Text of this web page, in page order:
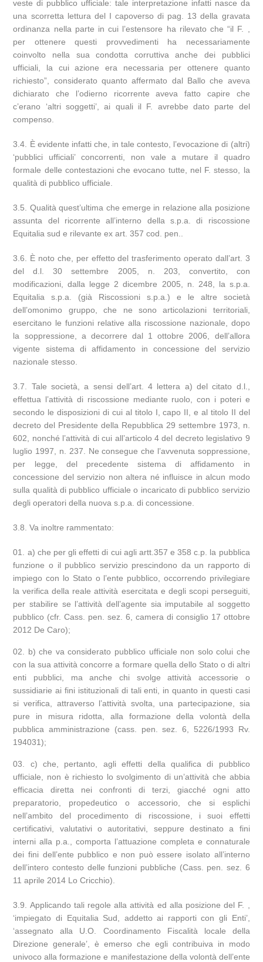
veste di pubblico ufficiale: tale interpretazione infatti nasce da
una scorretta lettura del I capoverso di pag. 13 della gravata
ordinanza nella parte in cui l’estensore ha rilevato che “il F. ,
per ottenere questi provvedimenti ha necessariamente
coinvolto nella sua condotta corruttiva anche dei pubblici
ufficiali, la cui azione era necessaria per ottenere quanto
richiesto”, considerato quanto affermato dal Ballo che aveva
dichiarato che l’odierno ricorrente aveva fatto capire che
c’erano ‘altri soggetti’, ai quali il F. avrebbe dato parte del
compenso.
3.4. È evidente infatti che, in tale contesto, l’evocazione di (altri)
‘pubblici ufficiali’ concorrenti, non vale a mutare il quadro
formale delle contestazioni che evocano tutte, nel F. stesso, la
qualità di pubblico ufficiale.
3.5. Qualità quest’ultima che emerge in relazione alla posizione
assunta del ricorrente all’interno della s.p.a. di riscossione
Equitalia sud e rilevante ex art. 357 cod. pen..
3.6. È noto che, per effetto del trasferimento operato dall’art. 3
del d.l. 30 settembre 2005, n. 203, convertito, con
modificazioni, dalla legge 2 dicembre 2005, n. 248, la s.p.a.
Equitalia s.p.a. (già Riscossioni s.p.a.) e le altre società
dell’omonimo gruppo, che ne sono articolazioni territoriali,
esercitano le funzioni relative alla riscossione nazionale, dopo
la soppressione, a decorrere dal 1 ottobre 2006, dell’allora
vigente sistema di affidamento in concessione del servizio
nazionale stesso.
3.7. Tale società, a sensi dell’art. 4 lettera a) del citato d.l.,
effettua l’attività di riscossione mediante ruolo, con i poteri e
secondo le disposizioni di cui al titolo I, capo II, e al titolo II del
decreto del Presidente della Repubblica 29 settembre 1973, n.
602, nonché l’attività di cui all’articolo 4 del decreto legislativo 9
luglio 1997, n. 237. Ne consegue che l’avvenuta soppressione,
per legge, del precedente sistema di affidamento in
concessione del servizio non altera né influisce in alcun modo
sulla qualità di pubblico ufficiale o incaricato di pubblico servizio
degli operatori della nuova s.p.a. di concessione.
3.8. Va inoltre rammentato:
a) che per gli effetti di cui agli artt.357 e 358 c.p. la pubblica
funzione o il pubblico servizio prescindono da un rapporto di
impiego con lo Stato o l’ente pubblico, occorrendo privilegiare
la verifica della reale attività esercitata e degli scopi perseguiti,
per stabilire se l’attività dell’agente sia imputabile al soggetto
pubblico (cfr. Cass. pen. sez. 6, camera di consiglio 17 ottobre
2012 De Caro);
b) che va considerato pubblico ufficiale non solo colui che
con la sua attività concorre a formare quella dello Stato o di altri
enti pubblici, ma anche chi svolge attività accessorie o
sussidiarie ai fini istituzionali di tali enti, in quanto in questi casi
si verifica, attraverso l’attività svolta, una partecipazione, sia
pure in misura ridotta, alla formazione della volontà della
pubblica amministrazione (cass. pen. sez. 6, 5226/1993 Rv.
194031);
c) che, pertanto, agli effetti della qualifica di pubblico
ufficiale, non è richiesto lo svolgimento di un’attività che abbia
efficacia diretta nei confronti di terzi, giacché ogni atto
preparatorio, propedeutico o accessorio, che si esplichi
nell’ambito del procedimento di riscossione, i suoi effetti
certificativi, valutativi o autoritativi, seppure destinato a fini
interni alla p.a., comporta l’attuazione completa e connaturale
dei fini dell’ente pubblico e non può essere isolato all’interno
dell’intero contesto delle funzioni pubbliche (Cass. pen. sez. 6
11 aprile 2014 Lo Cricchio).
3.9. Applicando tali regole alla attività ed alla posizione del F. ,
‘impiegato di Equitalia Sud, addetto ai rapporti con gli Enti’,
‘assegnato alla U.O. Coordinamento Fiscalità locale della
Direzione generale’, è emerso che egli contribuiva in modo
univoco alla formazione e manifestazione della volontà dell’ente